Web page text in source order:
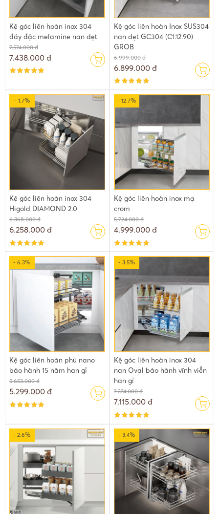
Kệ góc liên hoàn inox 304
đáy đặc melamine nan dẹt
7.574.000 đ
7.438.000 đ
Kệ góc liên hoàn Inox SUS304
nan dẹt GC304 (C1.12.90)
GROB
6.999.000 đ
6.899.000 đ
- 1.7%
Kệ góc liên hoàn inox 304
Higold DIAMOND 2.0
6.368.000 đ
6.258.000 đ
- 12.7%
Kệ góc liên hoàn inox mạ
crom
5.724.000 đ
4.999.000 đ
- 6.3%
Kệ góc liên hoàn phủ nano
bảo hành 15 năm han gỉ
5.653.000 đ
5.299.000 đ
- 3.5%
Kệ góc liên hoàn inox 304
nan Oval bảo hành vĩnh viễn
han gỉ
7.374.000 đ
7.115.000 đ
- 2.6% - 3.4%